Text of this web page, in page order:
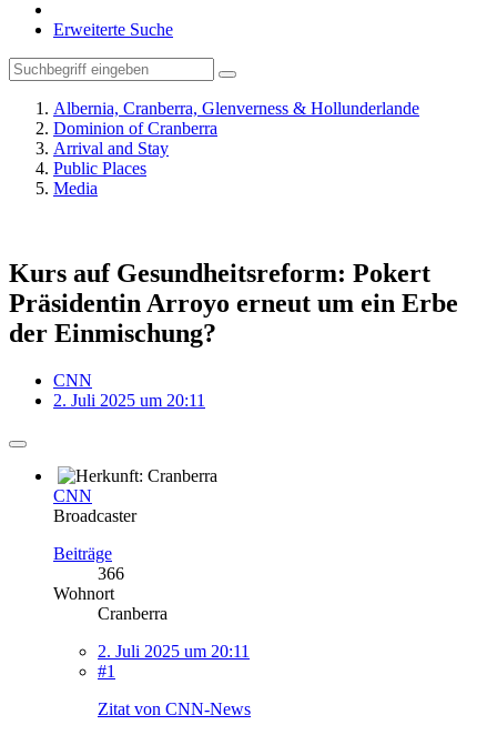
Erweiterte Suche
Albernia, Cranberra, Glenverness & Hollunderlande
Dominion of Cranberra
Arrival and Stay
Public Places
Media
Kurs auf Gesundheitsreform: Pokert
Präsidentin Arroyo erneut um ein Erbe
der Einmischung?
CNN
2. Juli 2025 um 20:11
CNN
Broadcaster
Beiträge
366
Wohnort
Cranberra
2. Juli 2025 um 20:11
#1
Zitat von CNN-News